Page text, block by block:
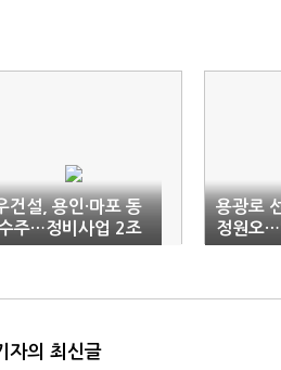
건설, 용인·마포 동
주…정비사업 2조
파
용광로
정원오
무능 심
자의 최신글